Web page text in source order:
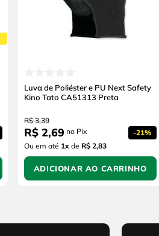
Luva de Poliéster e PU Next Safety
Kino Tato CA51313 Preta
R$ 3,39
R$ 2,69 no Pix -21%
Ou em até 1xde R$ 2,83
ADICIONAR AO CARRINHO